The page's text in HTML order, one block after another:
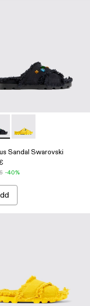
- Yellow
001 - Black
Sandal Swarovski -
Brutus Sandal
Sandal Swarovski
-40%